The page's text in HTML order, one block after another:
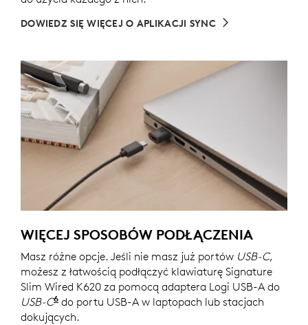
DOWIEDZ SIĘ WIĘCEJ O APLIKACJI SYNC
WIĘCEJ SPOSOBÓW PODŁĄCZENIA
Masz różne opcje. Jeśli nie masz już portów USB-C,
możesz z łatwością podłączyć klawiaturę Signature
Slim Wired K620 za pomocą adaptera Logi USB-A do
USB-C6 Sprzedawany oddzielnie na logi.com i w
do portu USB-A w laptopach lub stacjach
dokujących.